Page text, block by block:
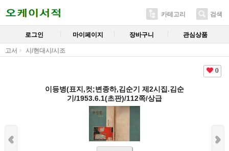
카테고리 검색
로그인 마이페이지 장바구니 관심상품
고서 시/현대시/시조
0
이등병(표지,컷;변종하,김순기 제2시집.김순
기/1953.6.1(초판)/112쪽/상급